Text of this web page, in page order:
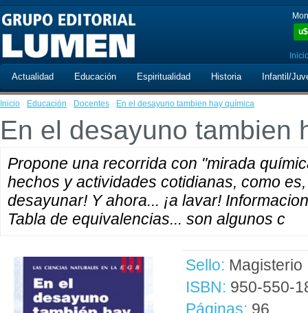
u$
Actualidad Educación Espiritualidad Historia Infantil/
Inicio · Educación · Docentes · En el desayuno tambien hay química
En el desayuno tambien
Propone una recorrida con "mirada
hechos y actividades cotidianas, como
desayunar! Y ahora... ¡a lavar!
Tabla de equivalencias... son algunos c
Sello: Magisterio
ISBN: 950-550-
Páginas: 96